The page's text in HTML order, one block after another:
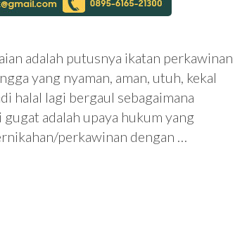
adalah putusnya ikatan perkawinan
yang nyaman, aman, utuh, kekal
halal lagi bergaul sebagaimana
adalah upaya hukum yang
perkawinan dengan …